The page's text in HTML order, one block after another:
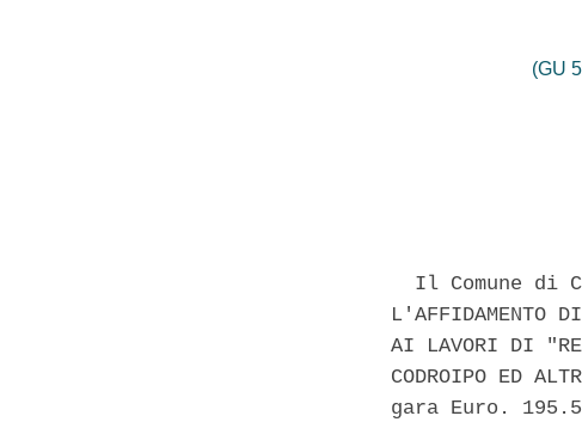
(GU 5
Il Comune di
L'AFFIDAMENTO
AI LAVORI DI
CODROIPO ED
gara Euro.